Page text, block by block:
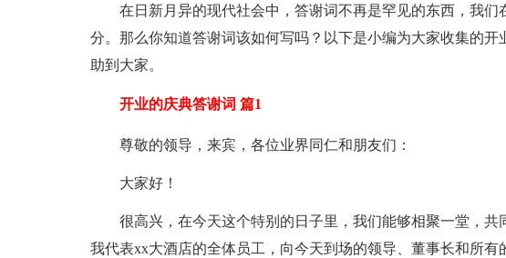
在日新月异的现代社会中，答谢词不再是罕见的东西，我
分。那么你知道答谢词该如何写吗？以下是小编为大家收集的
助到大家。
开业的庆典答谢词 篇1
尊敬的领导，来宾，各位业界同仁和朋友们：
大家好！
很高兴，在今天这个特别的日子里，我们能够相聚一堂，
我代表xx大酒店的全体员工，向今天到场的领导、董事长和所